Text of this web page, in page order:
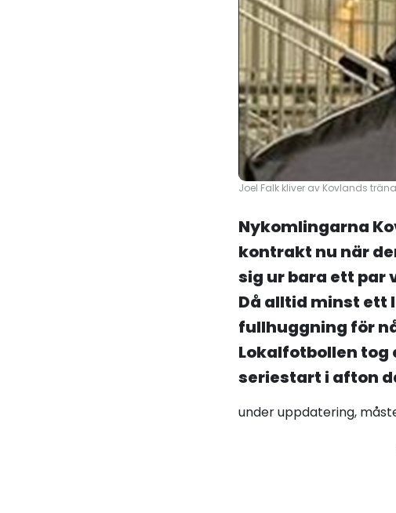
Joel Falk kliver av Kovlands
Nykomlingarna
kontrakt nu när
sig ur bara ett par
Då alltid minst ett
fullhuggning för
Lokalfotbollen tog
seriestart i afton
under uppdatering,